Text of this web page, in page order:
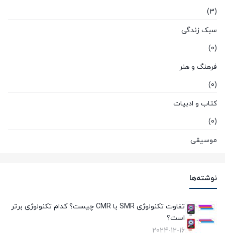
(3)
سبک زندگی
(0)
فرهنگ و هنر
(0)
کتاب و ادبیات
(0)
موسیقی
هوش مصنوعی و رباتیک
نوشته‌ها
تفاوت تکنولوژی SMR با CMR چیست؟ کدام تکنولوژی برتر
است؟
2024-12-16